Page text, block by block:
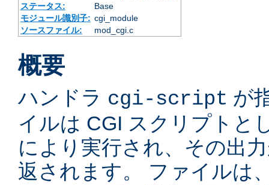
ステータス:
Base
モジュール識別子: cgi_module
ソースファイル:
mod_cgi.c
概要
ハンドラ cgi-script が
イルは CGI スクリプトと
により実行され、その出
返されます。 ファイルは